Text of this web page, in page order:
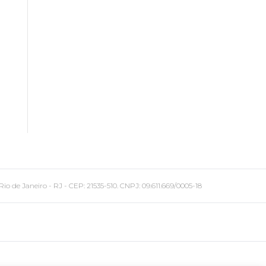
Janeiro - RJ - CEP: 21535-510. CNPJ: 09.611.669/0005-18